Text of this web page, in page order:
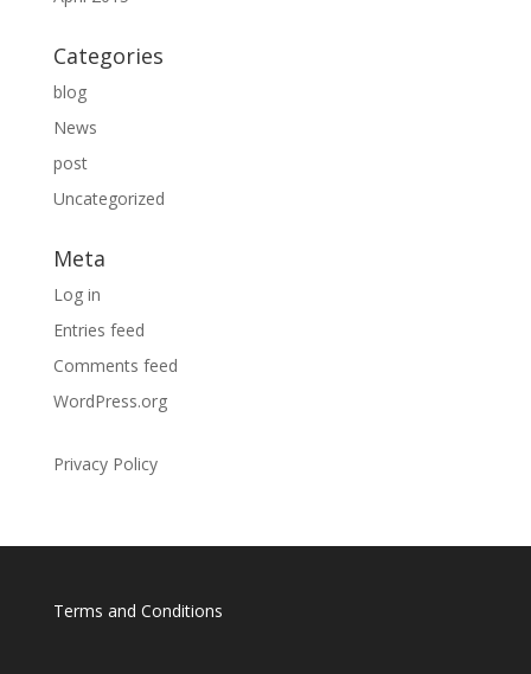
Categories
blog
News
post
Uncategorized
Meta
Log in
Entries feed
Comments feed
WordPress.org
Privacy Policy
Terms and Conditions